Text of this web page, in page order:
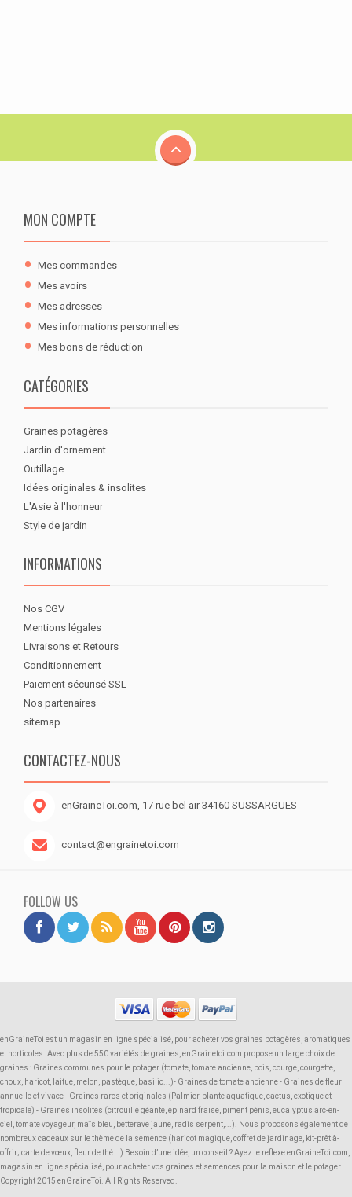
MON COMPTE
Mes commandes
Mes avoirs
Mes adresses
Mes informations personnelles
Mes bons de réduction
CATÉGORIES
Graines potagères
Jardin d'ornement
Outillage
Idées originales & insolites
L'Asie à l'honneur
Style de jardin
INFORMATIONS
Nos CGV
Mentions légales
Livraisons et Retours
Conditionnement
Paiement sécurisé SSL
Nos partenaires
sitemap
CONTACTEZ-NOUS
enGraineToi.com, 17 rue bel air 34160 SUSSARGUES
contact@engrainetoi.com
FOLLOW US
enGraineToi est un magasin en ligne spécialisé, pour acheter vos graines potagères, aromatiques
et horticoles. Avec plus de 550 variétés de graines, enGrainetoi.com propose un large choix de
graines : Graines communes pour le potager (tomate, tomate ancienne, pois, courge, courgette,
choux, haricot, laitue, melon, pastèque, basilic...)- Graines de tomate ancienne - Graines de fleur
annuelle et vivace - Graines rares et originales (Palmier, plante aquatique, cactus, exotique et
tropicale) - Graines insolites (citrouille géante, épinard fraise, piment pénis, eucalyptus arc-en-
ciel, tomate voyageur, maïs bleu, betterave jaune, radis serpent,...). Nous proposons également de
nombreux cadeaux sur le thème de la semence (haricot magique, coffret de jardinage, kit-prêt à-
offrir; carte de vœux, fleur de thé...) Besoin d’une idée, un conseil ? Ayez le reflexe enGraineToi.com,
magasin en ligne spécialisé, pour acheter vos graines et semences pour la maison et le potager.
Copyright 2015 enGraineToi. All Rights Reserved.